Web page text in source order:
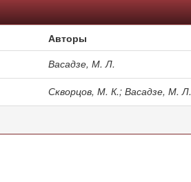
Авторы
Васадзе, М. Л.
Скворцов, М. К.; Васадзе, М. Л.